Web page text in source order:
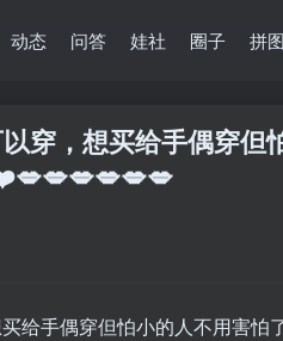
动态 问答 娃社 圈子 拼图
穿，想买给手偶穿但
给手偶穿但怕小的人不用害